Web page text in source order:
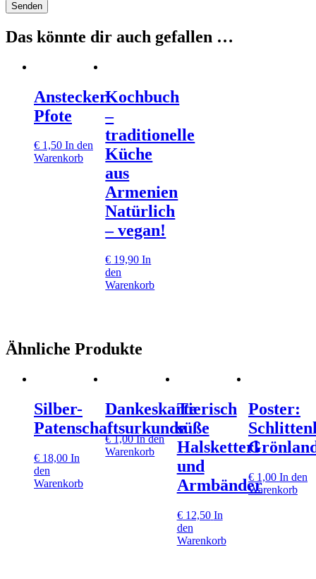
Das könnte dir auch gefallen …
Anstecker
Pfote
€ 1,50 In den
Warenkorb
Kochbuch
–
traditionelle
Küche
aus
Armenien
Natürlich
– vegan!
€ 19,90 In
den
Warenkorb
Ähnliche Produkte
Silber-
Patenschaftsurkunde
€ 18,00 In
den
Warenkorb
Dankeskarte
€1,00 In den
Warenkorb
Tierisch
süße
Halsketterl
und
Armbänder
€12,50 In
den
Warenkorb
Poster:
€1,00 In den
Warenkorb